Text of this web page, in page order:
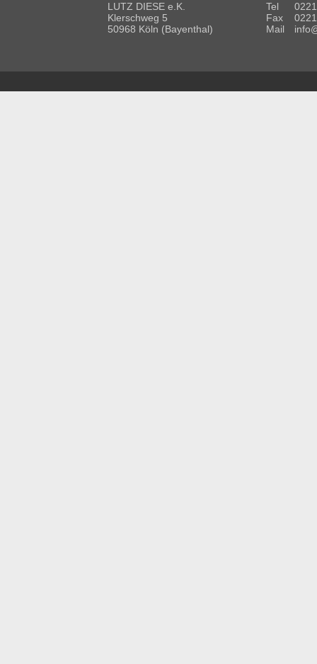
LUTZ DIESE e.K.
Klerschweg 5
50968 Köln (Bayenthal)
Tel
Fax
Mail